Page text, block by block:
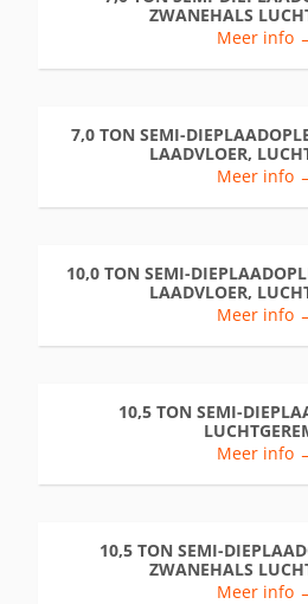
ZWANEHALS
Meer info
7,0 TON SEMI-
LAADVLOER,
Meer info
10,0 TON SEMI-
LAADVLOER,
Meer info
10,5 TON SEMI-
Meer info
10,5 TON SEMI-
ZWANEHALS
Meer info